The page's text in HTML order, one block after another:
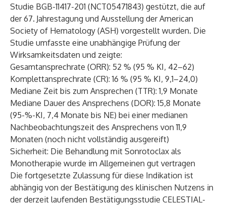
Studie BGB-11417-201 (NCT05471843) gestützt, die auf
der67. Jahrestagung und Ausstellung der American
Society of Hematology (ASH) vorgestellt wurden. Die
Studie umfasste eine unabhängige Prüfung der
Wirksamkeitsdaten und zeigte:
Gesamtansprechrate (ORR): 52 % (95 % KI, 42–62)
Komplettansprechrate (CR): 16 % (95 % KI, 9,1–24,0)
Mediane Zeit bis zum Ansprechen (TTR): 1,9 Monate
Mediane Dauer des Ansprechens (DOR): 15,8 Monate
(95-%-KI, 7,4 Monate bis NE) bei einer medianen
Nachbeobachtungszeit des Ansprechens von 11,9
Monaten (noch nicht vollständig ausgereift)
Sicherheit: Die Behandlung mit Sonrotoclax als
Monotherapie wurde im Allgemeinen gut vertragen
Die fortgesetzte Zulassung für diese Indikation ist
abhängig von der Bestätigung des klinischen Nutzens in
der derzeit laufenden Bestätigungsstudie CELESTIAL-